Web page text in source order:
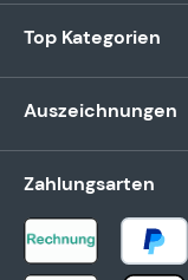
Top Kategorien
Auszeichnungen
Zahlungsarten